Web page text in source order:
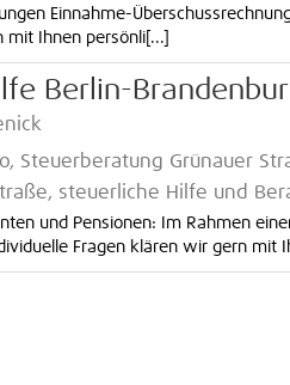
Einnahme-
Ihnen persönli[...]
Berlin-
Steuerberatung Grünauer
steuerliche Hilfe und
und Pensionen: Im Rahmen
Fragen klären wir gern mit